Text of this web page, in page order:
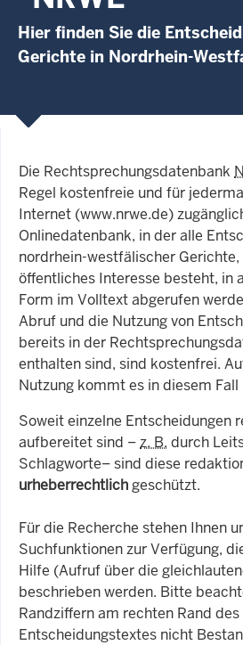
Hier finden Sie die
Gerichte in Nordrhein-
Die Rechtsprechungsdatenbank
Regel kostenfreie und für
Internet (www.nrwe.de)
Onlinedatenbank, in der alle
nordrhein-westfälischer Gerichte,
öffentliches Interesse besteht, in
Form im Volltext abgerufen
Abruf und die Nutzung von
bereits in der
enthalten sind, sind kostenfrei.
Nutzung kommt es in diesem Fall
Soweit einzelne Entscheidungen
aufbereitet sind –z. B. durch
Schlagworte– sind diese
urheberrechtlichgeschützt.
Für die Recherche stehen Ihnen
Suchfunktionen zur Verfügung,
Hilfe (Aufruf über die
beschrieben werden. Bitte
Randziffern am rechten Rand des
Entscheidungstextes nicht